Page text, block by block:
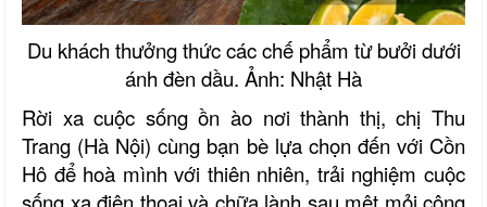
Du khách thưởng thức các chế phẩm từ bưởi dưới
ánh đèn dầu. Ảnh: Nhật Hà
Rời xa cuộc sống ồn ào nơi thành thị, chị Thu
Trang (Hà Nội) cùng bạn bè lựa chọn đến với Cồn
Hô để hoà mình với thiên nhiên, trải nghiệm cuộc